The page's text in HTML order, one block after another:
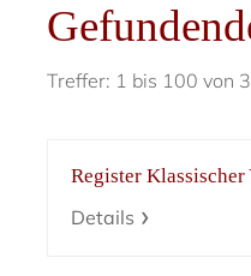
Treffer: 1 bis 100 von
Register Klassischer
Details